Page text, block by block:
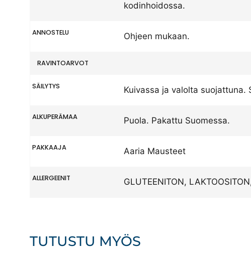
kodinhoidossa.
ANNOSTELU Ohjeen mukaan.
RAVINTOARVOT
SÄILYTYS Kuivassa ja valolta suojattuna.
ALKUPERÄMAA Puola. Pakattu Suomessa.
PAKKAAJA Aaria Mausteet
ALLERGEENIT GLUTEENITON,
TUTUSTU MYÖS